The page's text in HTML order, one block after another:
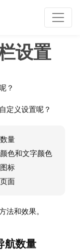
设置
？
定义设置呢？
量
色和文字颜色
标
面
法和效果。
航数量